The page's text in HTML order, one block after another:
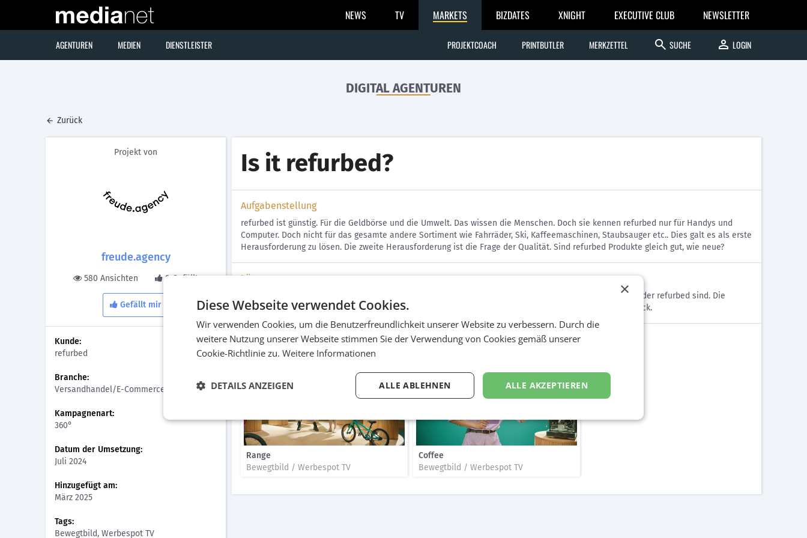
NEWS TV MARKETS BIZDATES XNIGHT EXECUTIVE CLUB NEWSLETTER
AGENTUREN MEDIEN DIENSTLEISTER PROJEKTCOACH PRINTBUTLER MERKZETTEL search SUCHE person LOGIN
DIGITAL AGENTUREN
Zurück
Projekt von
freude.agency
580 Ansichten 0 Gefällt
Gefällt mir
Kunde:
refurbed
Branche:
Versandhandel/E-Commerce
Kampagnenart:
360°
Datum der Umsetzung:
Juli 2024
Hinzugefügt am:
März 2025
Tags:
Bewegtbild, Werbespot TV
Is it refurbed?
Aufgabenstellung
refurbed ist günstig. Für die Geldbörse und die Umwelt. Das wissen die Menschen. Doch sie kennen refurbed nur für Handys und
Computer. Doch nicht für das gesamte andere Sortiment wie Fahrräder, Ski, Kaffeemaschinen, Staubsauger etc.. Dies galt es als erste
Herausforderung zu lösen. Die zweite Herausforderung ist die Frage der Qualität. Sind refurbed Produkte gleich gut, wie neue?
Lösung
Die fiktive TV-Show "Ist es refurbed" lässt Kandidat*innen raten, ob Produkte aus allen Kategorien neu oder refurbed sind. Die
Antwort ist klar: der Unterschied ist nie die Funktion oder Optik, sondern der Preis und der CO2 Fußabdruck.
Videos
Range
Bewegtbild / Werbespot TV
Coffee
Bewegtbild / Werbespot TV
×
Diese Webseite verwendet Cookies.
Wir verwenden Cookies, um die Benutzerfreundlichkeit unserer Website zu verbessern. Durch die
weitere Nutzung unserer Webseite stimmen Sie der Verwendung von Cookies gemäß unserer
Cookie-Richtlinie zu. Weitere Informationen
ALLE AKZEPTIEREN
ALLE ABLEHNEN
DETAILS ANZEIGEN